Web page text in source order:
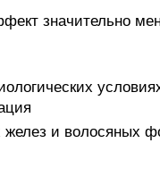
значительно
и волосяных